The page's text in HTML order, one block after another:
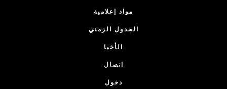
مواد إعلامية
الجدول الزمني
الأخبا
اتصال
دخول